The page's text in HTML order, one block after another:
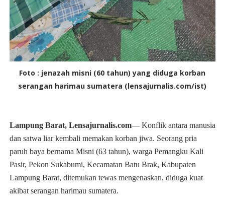
Foto : jenazah misni (60 tahun) yang diduga korban
serangan harimau sumatera (lensajurnalis.com/ist)
Lampung Barat, Lensajurnalis.com— Konflik antara manusia
dan satwa liar kembali memakan korban jiwa. Seorang pria
paruh baya bernama Misni (63 tahun), warga Pemangku Kali
Pasir, Pekon Sukabumi, Kecamatan Batu Brak, Kabupaten
Lampung Barat, ditemukan tewas mengenaskan, diduga kuat
akibat serangan harimau sumatera.